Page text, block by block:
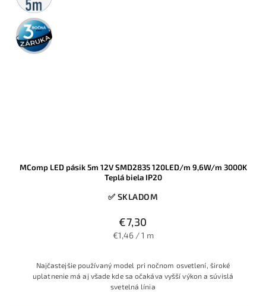
3 roky
záruka
MComp LED pásik 5m 12V SMD2835 120LED/m 9,6W/m 3000K
Teplá biela IP20
✅ SKLADOM
€7,30
€1,46 / 1 m
Najčastejšie používaný model pri nočnom osvetlení, široké
uplatnenie má aj všade kde sa očakáva vyšší výkon a súvislá
svetelná línia